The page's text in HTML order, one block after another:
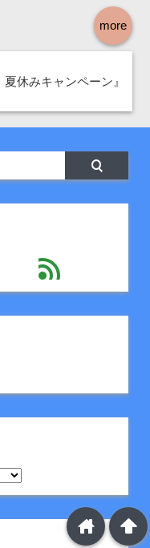
more
夏休みキャンペーン』
feed
arrowup
home